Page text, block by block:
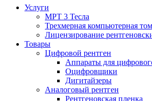
Услуги
МРТ 3 Тесла
Трехмерная компьютерная
Лицензирование
Товары
Цифровой рентген
Аппараты для
Оцифровщики
Дигитайзеры
Аналоговый рентген
Рентгеновская пленка